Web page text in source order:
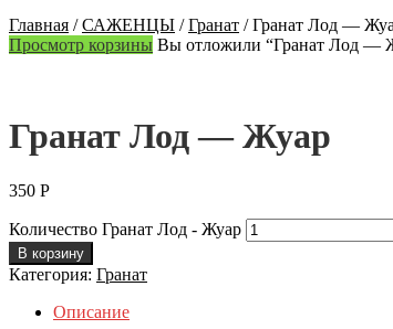
Главная /САЖЕНЦЫ /Гранат /Гранат Лод —
Просмотр корзины Вы отложили “Гранат Лод —
Гранат Лод — Жуар
350 Р
Количество Гранат Лод - Жуар
В корзину
Категория: Гранат
Описание